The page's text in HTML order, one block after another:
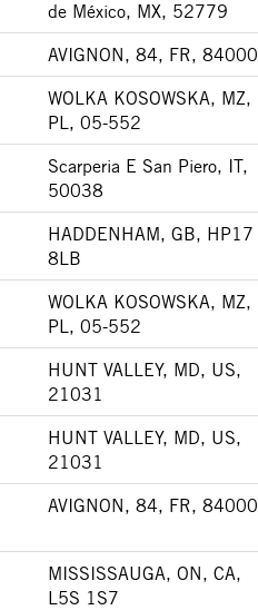
de México, MX, 52779
AVIGNON, 84, FR, 84000
WOLKA KOSOWSKA, MZ,
PL, 05-552
Scarperia E San Piero, IT,
50038
HADDENHAM, GB, HP17
8LB
WOLKA KOSOWSKA, MZ,
PL, 05-552
HUNT VALLEY, MD, US,
21031
HUNT VALLEY, MD, US,
21031
AVIGNON, 84, FR, 84000
MISSISSAUGA, ON, CA,
L5S 1S7